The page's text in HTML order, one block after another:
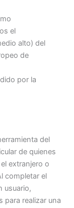
el
alto) del
de
por la
del
de quienes
extranjero o
completar el
usuario,
para realizar una